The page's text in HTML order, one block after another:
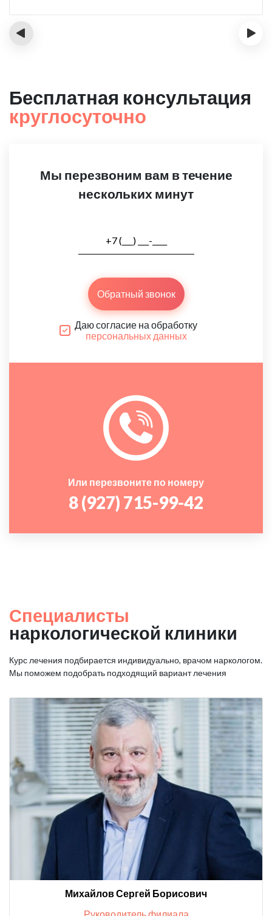
‹ ›
Бесплатная консультация
круглосуточно
Мы перезвоним вам в течение
нескольких минут
Обратный звонок
Даю согласие на обработку
персональных данных
Или перезвоните по номеру
8 (927) 715-99-42
Специалисты
наркологической клиники
Курс лечения подбирается индивидуально, врачом наркологом.
Мы поможем подобрать подходящий вариант лечения
Михайлов Сергей Борисович